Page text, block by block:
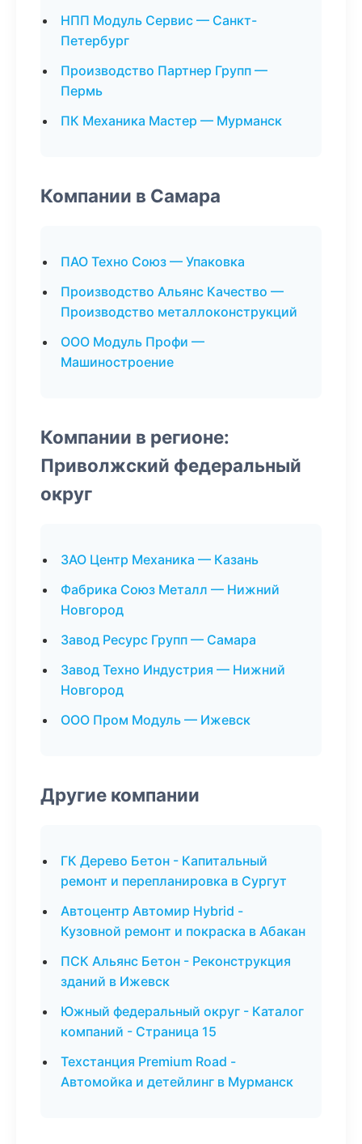
НПП Модуль Сервис — Санкт-
Петербург
Производство Партнер Групп —
Пермь
ПК Механика Мастер — Мурманск
Компании в Самара
ПАО Техно Союз — Упаковка
Производство Альянс Качество —
Производство металлоконструкций
ООО Модуль Профи —
Машиностроение
Компании в регионе:
Приволжский федеральный
округ
ЗАО Центр Механика — Казань
Фабрика Союз Металл — Нижний
Новгород
Завод Ресурс Групп — Самара
Завод Техно Индустрия — Нижний
Новгород
ООО Пром Модуль — Ижевск
Другие компании
ГК Дерево Бетон - Капитальный
ремонт и перепланировка в Сургут
Автоцентр Автомир Hybrid -
Кузовной ремонт и покраска в Абакан
ПСК Альянс Бетон - Реконструкция
зданий в Ижевск
Южный федеральный округ - Каталог
компаний - Страница 15
Техстанция Premium Road -
Автомойка и детейлинг в Мурманск